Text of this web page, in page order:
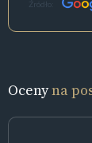
Źródło:
Ocenyna